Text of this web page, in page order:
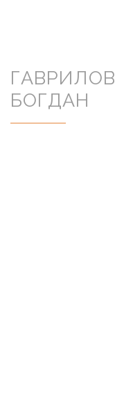
ГАВРИЛОВ
БОГДАН